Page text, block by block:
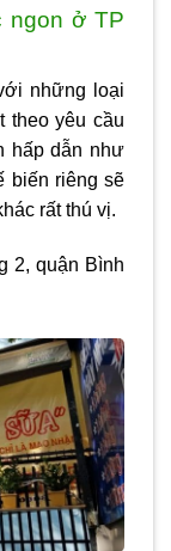
ngon ở TP
những loại
theo yêu cầu
hấp dẫn như
biến riêng sẽ
rất thú vị.
2, quận Bình